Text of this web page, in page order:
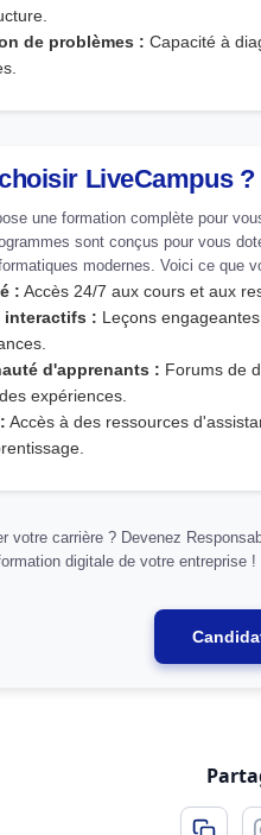
de problèmes : Capacité à
LiveCampus ?
une formation complète pour
sont conçus pour vous
modernes. Voici ce que
: Accès 24/7 aux cours et aux
interactifs : Leçons
d'apprenants : Forums de
expériences.
Accès à des ressources
votre carrière ? Devenez
digitale de votre entreprise